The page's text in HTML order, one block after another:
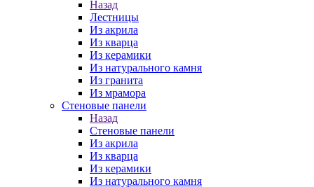
Назад
Лестницы
Из акрила
Из кварца
Из керамики
Из натурального камня
Из гранита
Из мрамора
Стеновые панели
Назад
Стеновые панели
Из акрила
Из кварца
Из керамики
Из натурального камня